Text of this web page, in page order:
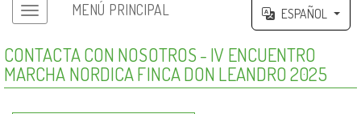
MENÚ PRINCIPAL ESPAÑOL
CONTACTA CON NOSOTROS - IV ENCUENTRO
MARCHA NORDICA FINCA DON LEANDRO 2025